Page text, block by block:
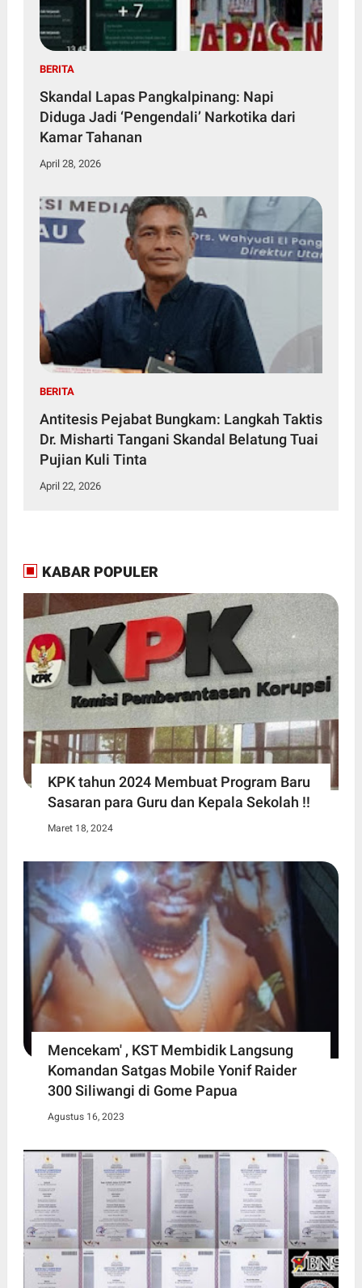
BERITA
Skandal Lapas Pangkalpinang: Napi
Diduga Jadi ‘Pengendali’ Narkotika dari
Kamar Tahanan
April 28, 2026
BERITA
Antitesis Pejabat Bungkam: Langkah Taktis
Dr. Misharti Tangani Skandal Belatung Tuai
Pujian Kuli Tinta
April 22, 2026
KABAR POPULER
KPK tahun 2024 Membuat Program Baru
Sasaran para Guru dan Kepala Sekolah !!
Maret 18, 2024
Mencekam' , KST Membidik Langsung
Komandan Satgas Mobile Yonif Raider
300 Siliwangi di Gome Papua
Agustus 16, 2023